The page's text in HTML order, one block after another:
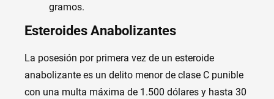
gramos.
Esteroides Anabolizantes
La posesión por primera vez de un esteroide
anabolizante es un delito menor de clase C punible
con una multa máxima de 1.500 dólares y hasta 30